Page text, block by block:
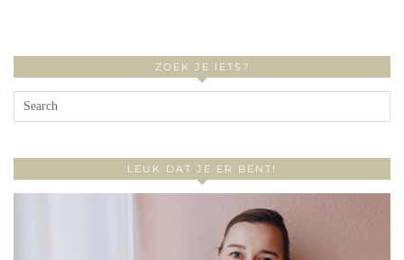
ZOEK JE IETS?
LEUK DAT JE ER BENT!